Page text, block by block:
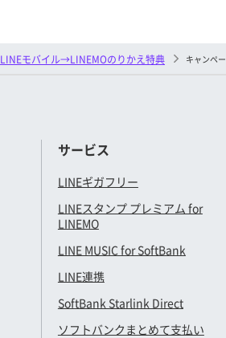
LINEモバイル→LINEMOのりかえ特典 キャンペ
サービス
LINEギガフリー
LINEスタンプ プレミアム for
LINEMO
LINE MUSIC for SoftBank
LINE連携
SoftBank Starlink Direct
ソフトバンクまとめて支払い